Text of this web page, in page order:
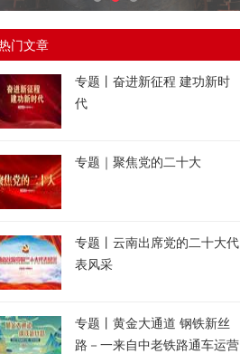
门文章
专题丨奋进新征程 建功新时
代
专题｜聚焦党的二十大
专题丨云南出席党的二十大代
表风采
专题丨黄金大通道 钢铁新丝
路－一来自中老铁路通车运营